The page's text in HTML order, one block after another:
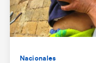
Nacionales